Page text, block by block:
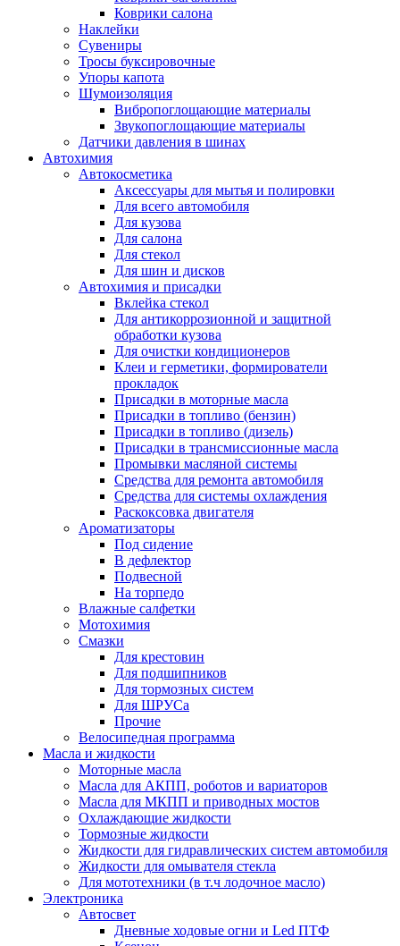
Коврики салона
Наклейки
Сувениры
Тросы буксировочные
Упоры капота
Шумоизоляция
Вибропоглощающие материалы
Звукопоглощающие материалы
Датчики давления в шинах
Автохимия
Автокосметика
Аксессуары для мытья и полировки
Для всего автомобиля
Для кузова
Для салона
Для стекол
Для шин и дисков
Автохимия и присадки
Вклейка стекол
Для антикоррозионной и защитной
обработки кузова
Для очистки кондиционеров
Клеи и герметики, формирователи
прокладок
Присадки в моторные масла
Присадки в топливо (бензин)
Присадки в топливо (дизель)
Присадки в трансмиссионные масла
Промывки масляной системы
Средства для ремонта автомобиля
Средства для системы охлаждения
Раскоксовка двигателя
Ароматизаторы
Под сидение
В дефлектор
Подвесной
На торпедо
Влажные салфетки
Мотохимия
Смазки
Для крестовин
Для подшипников
Для тормозных систем
Для ШРУСа
Прочие
Велосипедная программа
Масла и жидкости
Моторные масла
Масла для АКПП, роботов и вариаторов
Масла для МКПП и приводных мостов
Охлаждающие жидкости
Тормозные жидкости
Жидкости для гидравлических систем автомобиля
Жидкости для омывателя стекла
Для мототехники (в т.ч лодочное масло)
Электроника
Автосвет
Дневные ходовые огни и Led ПТФ